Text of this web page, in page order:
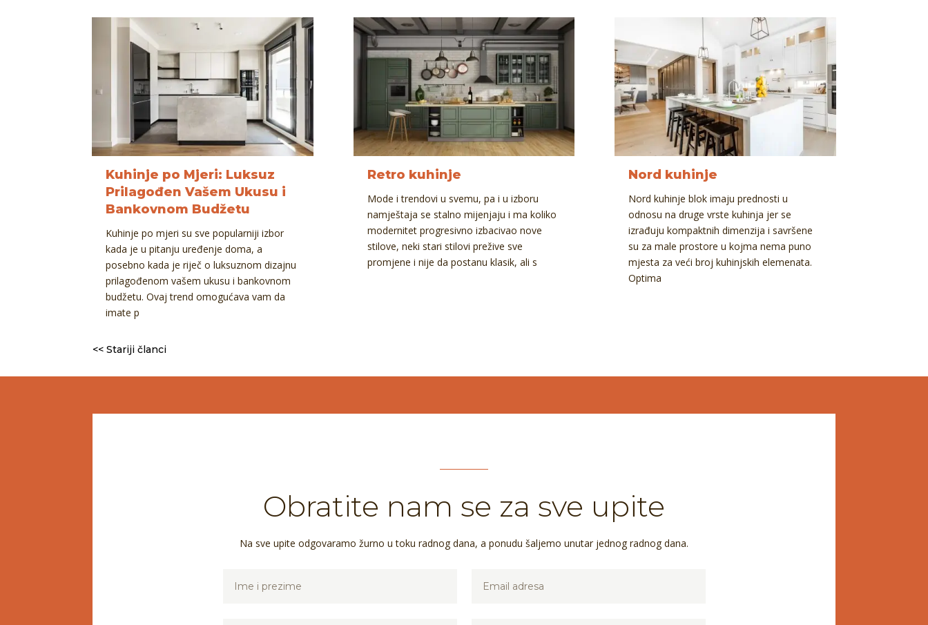
Kuhinje po Mjeri: Luksuz
Prilagođen Vašem Ukusu i
Bankovnom Budžetu
Kuhinje po mjeri su sve popularniji izbor
kada je u pitanju uređenje doma, a
posebno kada je riječ o luksuznom dizajnu
prilagođenom vašem ukusu i bankovnom
budžetu. Ovaj trend omogućava vam da
imate p
Retro kuhinje
Mode i trendovi u svemu, pa i u izboru
namještaja se stalno mijenjaju i ma koliko
modernitet progresivno izbacivao nove
stilove, neki stari stilovi prežive sve
promjene i nije da postanu klasik, ali s
Nord kuhinje
Nord kuhinje blok imaju prednosti u
odnosu na druge vrste kuhinja jer se
izrađuju kompaktnih dimenzija i savršene
su za male prostore u kojma nema puno
mjesta za veći broj kuhinjskih elemenata.
Optima
<< Stariji članci
Obratite nam se za sve upite
Na sve upite odgovaramo žurno u toku radnog dana, a ponudu šaljemo unutar jednog radnog dana.